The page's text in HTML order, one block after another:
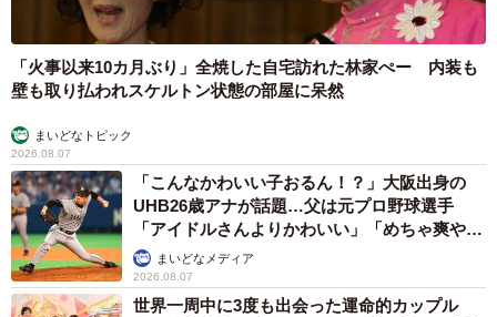
「火事以来10カ月ぶり」全焼した自宅訪れた林家ぺー 内装も
壁も取り払われスケルトン状態の部屋に呆然
まいどなトピック
2026.08.07
「こんなかわいい子おるん！？」大阪出身の
UHB26歳アナが話題…父は元プロ野球選手
「アイドルさんよりかわいい」「めちゃ爽や
か」まいどなメディア
2026.08.07
世界一周中に3度も出会った運命的カップル